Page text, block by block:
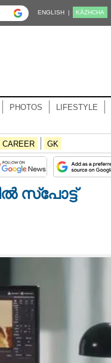
ENGLISH | KĀZHCHA
PHOTOS LIFESTYLE
CAREER GK
സ്പോട്ട്